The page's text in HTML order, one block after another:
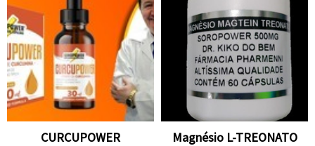
CURCUPOWER
Magnésio L-TREONATO